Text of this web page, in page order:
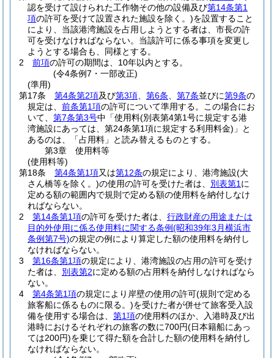
認を受けて設けられた工作物その他の設備及び第14条第1
項の許可を受けて設置された施設を除く。)を設置すること
により、当該港湾施設を占用しようとする者は、市長の許
可を受けなければならない。 当該許可に係る事項を変更し
ようとする場合も、同様とする。
2
前項の許可の期間は、10年以内とする。
(令4条例7・一部改正)
(準用)
第17条
第4条第2項及び第3項 第6条 第7条並びに第9条の
規定は、 前条第1項の許可について準用する。
この場合にお
いて、 第7条第3号中「使用料(別表第4第1号に規定する港
湾施設にあっては、第24条第1項に規定する利用料金) 」と
あるのは、「占用料」と読み替えるものとする。
第3章
使用料等
(使用料等)
第18条
第4条第1項又は第12条の規定により、港湾施設(大
さん橋等を除く。)の使用の許可を受けた者は、 別表第1 に
定める額の範囲内で規則で定める額の使用料を納付しなけ
ればならない。
2
第14条第1項の許可を受けた者は、 行政財産の用途または
目的外使用に係る使用料に関する条例(昭和39年3月横浜市
条例第7号)の規定の例により算定した額の使用料を納付し
なければならない。
3
第16条第1項の規定により、港湾施設の占用の許可を受け
た者は、 別表第2に定める額の占用料を納付しなければなら
ない。
4
第4条第1項の規定により岸壁の使用の許可(規則で定める
旅客船に係るものに限る。)を受けた者が併せて旅客受入設
備を使用する場合は、 第1項の使用料のほか、入港時及び出
港時におけるそれぞれの旅客の数に700円(日本籍船にあっ
ては200円)を乗じて得た額を合計した額の使用料を納付し
なければならない。